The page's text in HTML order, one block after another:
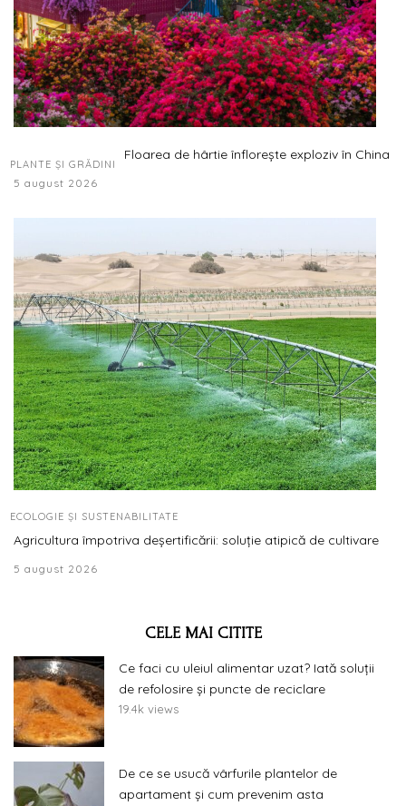
PLANTE ȘI GRĂDINI
Floarea de hârtie înflorește exploziv în China
5 august 2026
ECOLOGIE ȘI SUSTENABILITATE
Agricultura împotriva deșertificării: soluție atipică de cultivare
5 august 2026
CELE MAI CITITE
Ce faci cu uleiul alimentar uzat? Iată soluții
de refolosire și puncte de reciclare
19.4k views
De ce se usucă vârfurile plantelor de
apartament și cum prevenim asta